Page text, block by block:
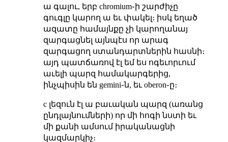
ա գալու, երբ chromium֊ի շարժիչը
գուգլը կարող ա եւ փակել։ իսկ եղած
ազատը համայնքը չի կարողանայ
զարգացնել այնպէս որ արագ
զարգացող ստանդարտներին հասնի։
այդ պատճառով էլ եմ ես ոգեւորւում
աւելի պարզ համակարգերից,
ինչպիսին են gemini֊ն, եւ oberon֊ը։
c լեզուն էլ ա բաւական պարզ (առանց
ընդլայնումների) որ մի հոգի նստի եւ
մի քանի ամսում իրականացնի
կազմարկիչ։